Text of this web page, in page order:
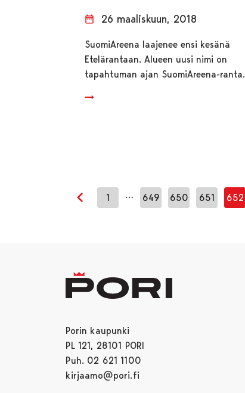
26 maaliskuun, 2018
SuomiAreena laajenee ensi kesänä
Etelärantaan. Alueen uusi nimi on
tapahtuman ajan SuomiAreena-ranta.
Edellinen sivu
1 … 649 650 651 652
Porin kaupunki
PL 121, 28101 PORI
Puh. 02 621 1100
kirjaamo@pori.fi